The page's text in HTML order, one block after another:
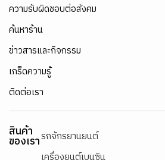
ความรับผิดชอบต่อสังคม
ค้นหาร้าน
ข่าวสารและกิจกรรม
เกร็ดความรู้
ติดต่อเรา
สินค้า
ของเรารถจักรยานยนต์
เครื่องยนต์เบนซิน